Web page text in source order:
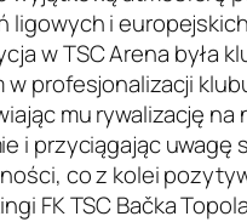
ligowych i
w TSC Arena była
w profesjonalizacji
mu rywalizację na
i przyciągając uwagę
co z kolei
FK TSC Bačka